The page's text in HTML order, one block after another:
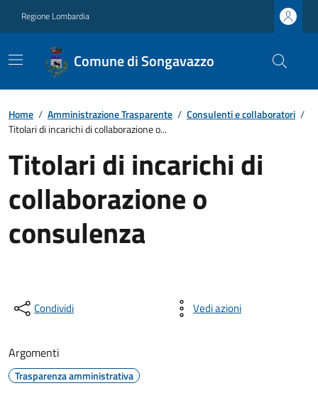
Regione Lombardia
Comune di Songavazzo
Home / Amministrazione Trasparente / Consulenti e collaboratori /
Titolari di incarichi di collaborazione o...
Titolari di incarichi di
collaborazione o
consulenza
Condividi Vedi azioni
Argomenti
Trasparenza amministrativa